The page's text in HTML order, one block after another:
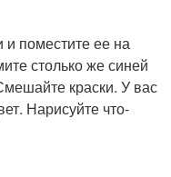
и поместите ее на
столько же синей
краски. У вас
Нарисуйте что-